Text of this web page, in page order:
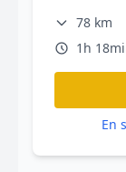
78 km
1h
En